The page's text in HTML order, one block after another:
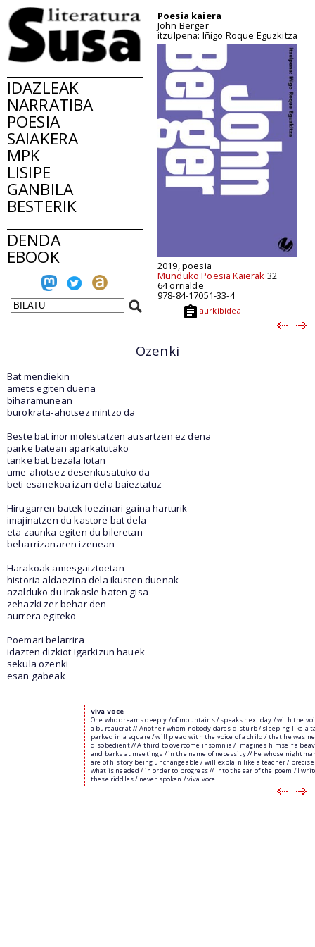
IDAZLEAK
NARRATIBA
POESIA
SAIAKERA
MPK
LISIPE
GANBILA
BESTERIK
DENDA
EBOOK
Poesia kaiera
John Berger
itzulpena: Iñigo Roque Eguzkitza
2019, poesia
Munduko Poesia Kaierak 32
64 orrialde
978-84-17051-33-4
aurkibidea
Ozenki
Bat mendiekin
amets egiten duena
biharamunean
burokrata-ahotsez mintzo da
Beste bat inor molestatzen ausartzen ez dena
parke batean aparkatutako
tanke bat bezala lotan
ume-ahotsez desenkusatuko da
beti esanekoa izan dela baieztatuz
Hirugarren batek loezinari gaina harturik
imajinatzen du kastore bat dela
eta zaunka egiten du bileretan
beharrizanaren izenean
Harakoak amesgaiztoetan
historia aldaezina dela ikusten duenak
azalduko du irakasle baten gisa
zehazki zer behar den
aurrera egiteko
Poemari belarrira
idazten dizkiot igarkizun hauek
sekula ozenki
esan gabeak
Viva Voce
One who dreams deeply / of mountains / speaks next day / with the
a bureaucrat // Another whom nobody dares disturb / sleeping like a
parked in a square / will plead with the voice of a child / that he was
disobedient // A third to overcome insomnia / imagines himself a
and barks at meetings / in the name of necessity // He whose
are of history being unchangeable / will explain like a teacher /
what is needed / in order to progress // Into the ear of the poem / I
these riddles / never spoken / viva voce.